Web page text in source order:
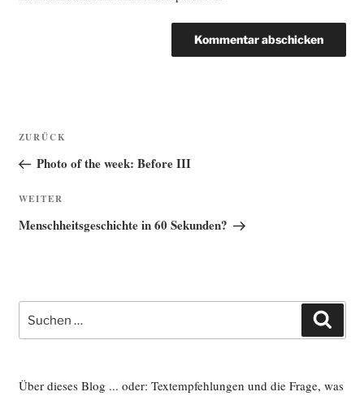
Beitragsnavigation
Vorheriger
Beitrag
ZURÜCK
Photo of the week: Before III
Nächster
Beitrag
WEITER
Menschheitsgeschichte in 60 Sekunden?
nach:
Über dieses Blog ... oder: Textempfehlungen und die Frage, was